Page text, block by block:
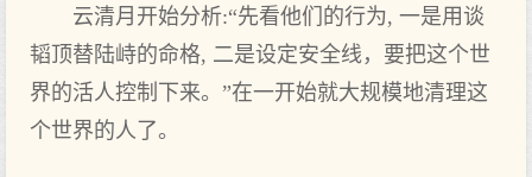
云清月开始分析:“先看他们的行为, 一是用谈
韬顶替陆峙的命格, 二是设定安全线，要把这个世
界的活人控制下来。”在一开始就大规模地清理这
个世界的人了。